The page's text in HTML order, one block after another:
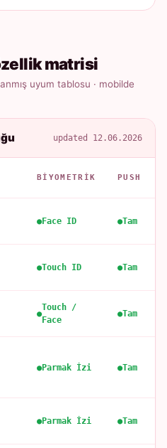
matrisi
uyum tablosu · mobilde
updated 12.06.2026
BIYOMETRIK PUSH
Face ID Tam
Touch ID Tam
Touch /
Face
Tam
Parmak İzi Tam
Parmak İzi Tam